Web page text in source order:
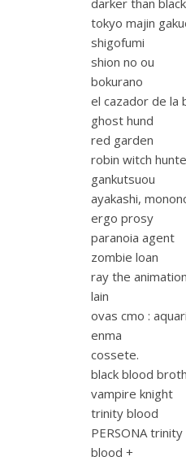
darker than black
tokyo majin
shigofumi
shion no ou
bokurano
el cazador de la
ghost hund
red garden
robin witch
gankutsuou
ayakashi,
ergo prosy
paranoia agent
zombie loan
ray the animation
lain
ovas cmo :
enma
cossete.
black blood
vampire knight
trinity blood
PERSONA trinity
blood +